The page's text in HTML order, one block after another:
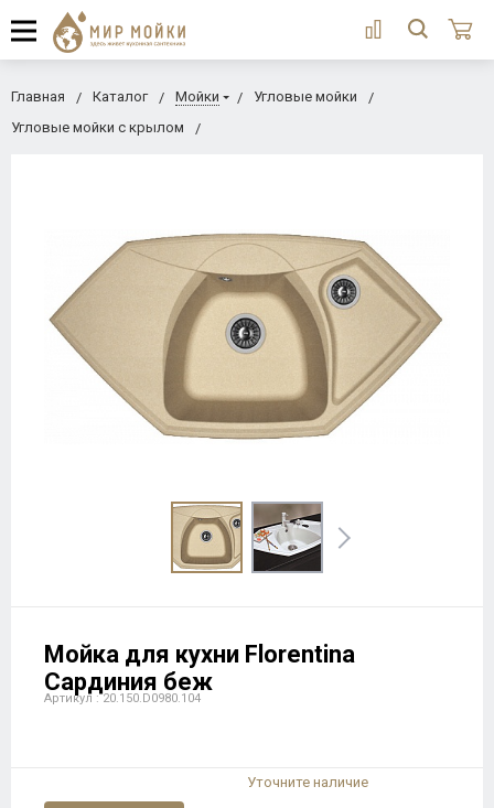
Главная Каталог Мойки
Угловые мойки
Угловые мойки с крылом
Мойка для кухни Florentina
Сардиния беж
Артикул : 20.150.D0980.104
Уточните наличие